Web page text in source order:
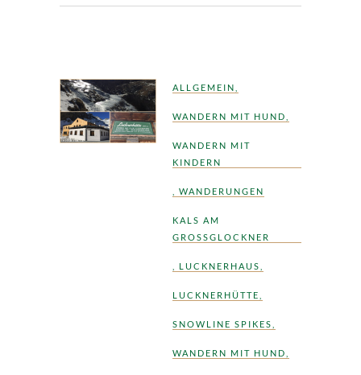
ALLGEMEIN
WANDERN MIT HUND
WANDERN MIT
KINDERN
WANDERUNGEN
KALS AM
GROSSGLOCKNER
LUCKNERHAUS
LUCKNERHÜTTE
SNOWLINE SPIKES
WANDERN MIT HUND